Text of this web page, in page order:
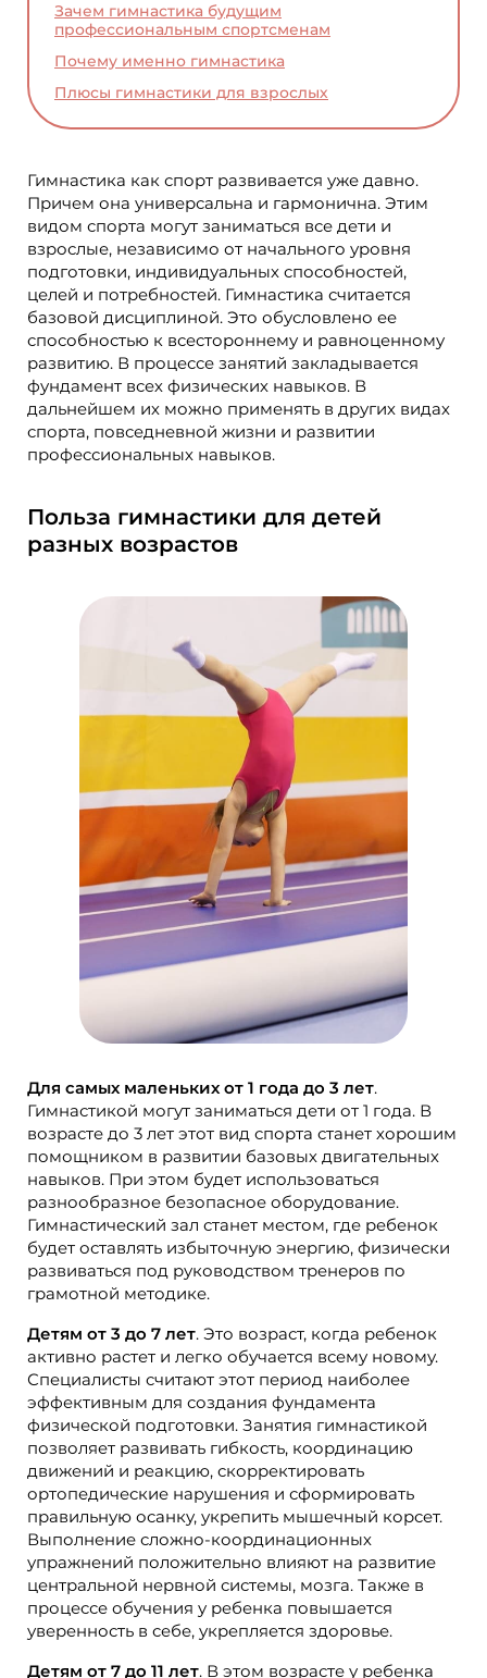
Зачем гимнастика будущим
профессиональным спортсменам
Почему именно гимнастика
Плюсы гимнастики для взрослых
Гимнастика как спорт развивается уже давно.
Причем она универсальна и гармонична. Этим
видом спорта могут заниматься все дети и
взрослые, независимо от начального уровня
подготовки, индивидуальных способностей,
целей и потребностей. Гимнастика считается
базовой дисциплиной. Это обусловлено ее
способностью к всестороннему и равноценному
развитию. В процессе занятий закладывается
фундамент всех физических навыков. В
дальнейшем их можно применять в других видах
спорта, повседневной жизни и развитии
профессиональных навыков.
Польза гимнастики для детей
разных возрастов
Для самых маленьких от 1 года до 3 лет.
Гимнастикой могут заниматься дети от 1 года. В
возрасте до 3 лет этот вид спорта станет хорошим
помощником в развитии базовых двигательных
навыков. При этом будет использоваться
разнообразное безопасное оборудование.
Гимнастический зал станет местом, где ребенок
будет оставлять избыточную энергию, физически
развиваться под руководством тренеров по
грамотной методике.
Детям от 3 до 7 лет. Это возраст, когда ребенок
активно растет и легко обучается всему новому.
Специалисты считают этот период наиболее
эффективным для создания фундамента
физической подготовки. Занятия гимнастикой
позволяет развивать гибкость, координацию
движений и реакцию, скорректировать
ортопедические нарушения и сформировать
правильную осанку, укрепить мышечный корсет.
Выполнение сложно-координационных
упражнений положительно влияют на развитие
центральной нервной системы, мозга. Также в
процессе обучения у ребенка повышается
уверенность в себе, укрепляется здоровье.
Детям от 7 до 11 лет. В этом возрасте у ребенка